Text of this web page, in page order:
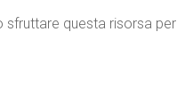
sfruttare questa risorsa per